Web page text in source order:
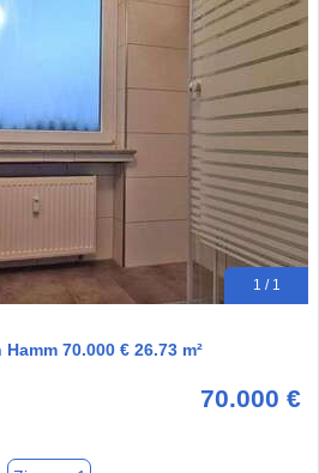
1 / 1
70.000 € 26.73 m²
70.000 €